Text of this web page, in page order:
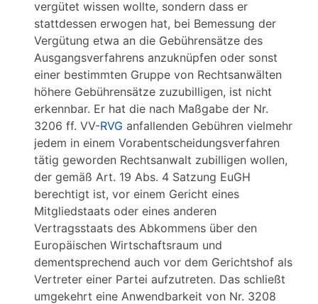
vergütet wissen wollte, sondern dass er
stattdessen erwogen hat, bei Bemessung der
Vergütung etwa an die Gebührensätze des
Ausgangsverfahrens anzuknüpfen oder sonst
einer bestimmten Gruppe von Rechtsanwälten
höhere Gebührensätze zuzubilligen, ist nicht
erkennbar. Er hat die nach Maßgabe der Nr.
3206 ff. VV-RVG anfallenden Gebühren vielmehr
jedem in einem Vorabentscheidungsverfahren
tätig geworden Rechtsanwalt zubilligen wollen,
der gemäß Art. 19 Abs. 4 Satzung EuGH
berechtigt ist, vor einem Gericht eines
Mitgliedstaats oder eines anderen
Vertragsstaats des Abkommens über den
Europäischen Wirtschaftsraum und
dementsprechend auch vor dem Gerichtshof als
Vertreter einer Partei aufzutreten. Das schließt
umgekehrt eine Anwendbarkeit von Nr. 3208